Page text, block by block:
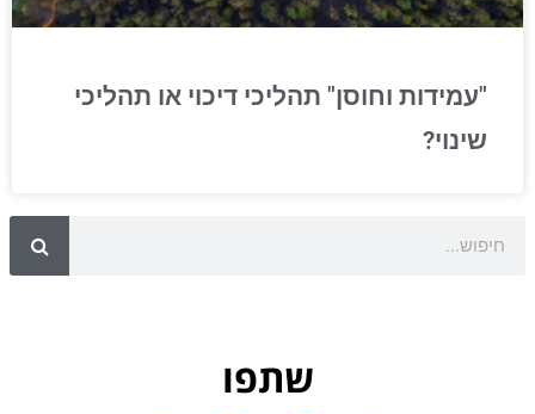
"עמידות וחוסן" תהליכי דיכוי או תהליכי
שינוי?
שתפו